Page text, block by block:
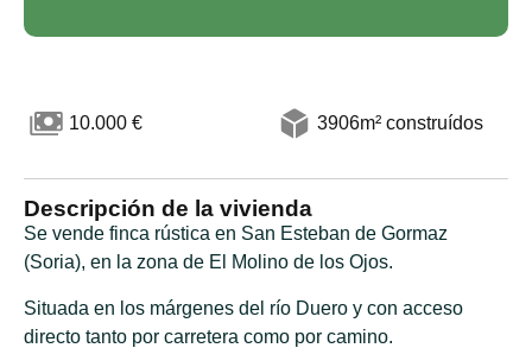
10.000 € 3906m² construídos
Descripción de la vivienda
Se vende finca rústica en San Esteban de Gormaz
(Soria), en la zona de El Molino de los Ojos.
Situada en los márgenes del río Duero y con acceso
directo tanto por carretera como por camino.